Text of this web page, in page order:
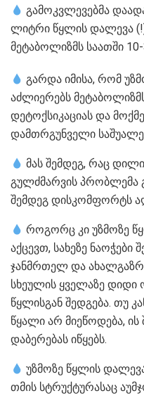
გამოკვლევებმა
ლიტრი წყლის დალევა
მეტაბოლიზმს საათში
გარდა იმისა, რომ
აძლიერებს
დეტოქსიკაციას და
დამთრგუნველი
მას შემდეგ, რაც
გულძმარვის პრობლემა
შემდეგ დისკომფორტს
როგორც კი უზმოზე
აქცევთ, სახეზე
ჯანმრთელ და
სხეულის ყველაზე
წყლისგან შედგება. თუ
წყალი არ მიეწოდება,
დაბერებას იწყებს.
უზმოზე წყლის
თმის სტრუქტურასაც